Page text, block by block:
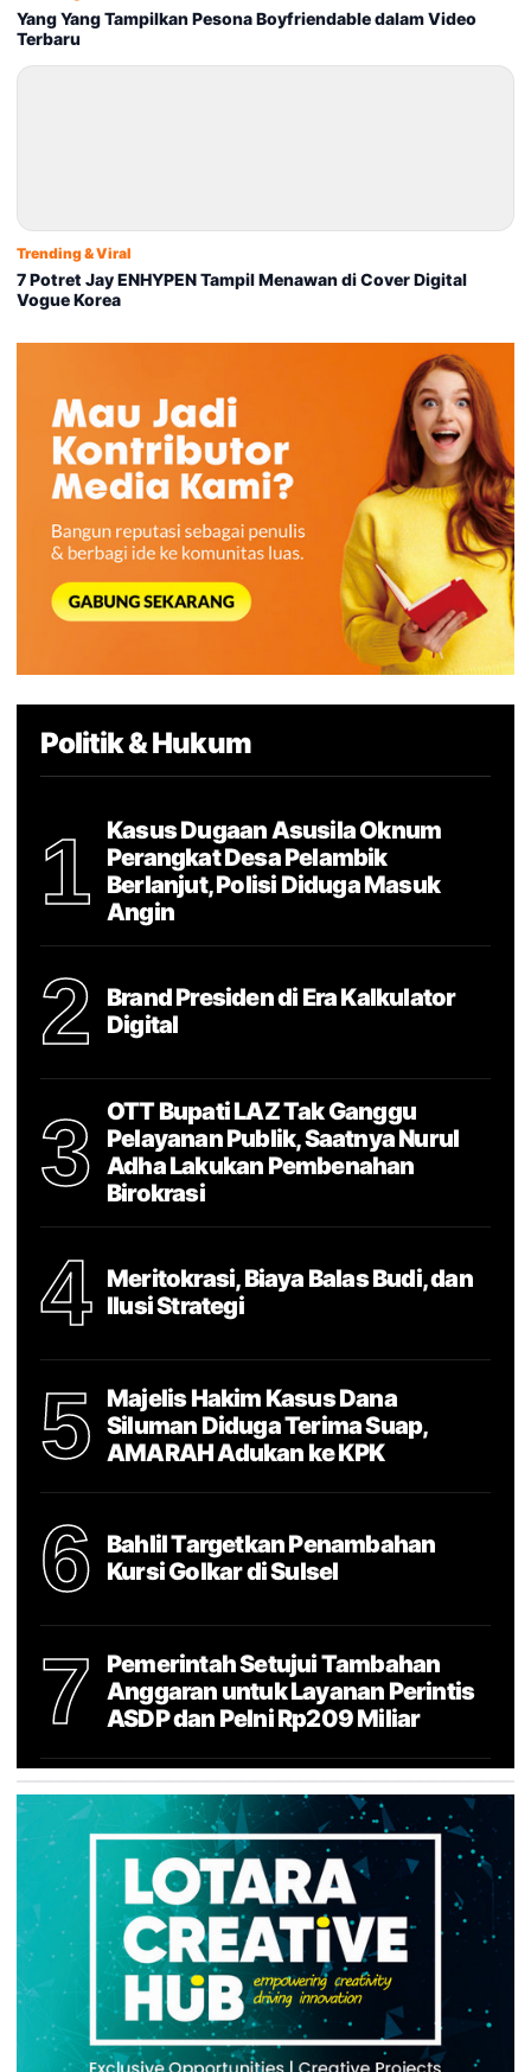
Yang Yang Tampilkan Pesona Boyfriendable dalam Video
Terbaru
Trending & Viral
7 Potret Jay ENHYPEN Tampil Menawan di Cover Digital
Vogue Korea
Politik & Hukum
1
Kasus Dugaan Asusila Oknum
Perangkat Desa Pelambik
Berlanjut, Polisi Diduga Masuk
Angin
2
Brand Presiden di Era Kalkulator
Digital
3
OTT Bupati LAZ Tak Ganggu
Pelayanan Publik, Saatnya Nurul
Adha Lakukan Pembenahan
Birokrasi
4
Meritokrasi, Biaya Balas Budi, dan
Ilusi Strategi
5
Majelis Hakim Kasus Dana
Siluman Diduga Terima Suap,
AMARAH Adukan ke KPK
6
Bahlil Targetkan Penambahan
Kursi Golkar di Sulsel
7
Pemerintah Setujui Tambahan
Anggaran untuk Layanan Perintis
ASDP dan Pelni Rp209 Miliar